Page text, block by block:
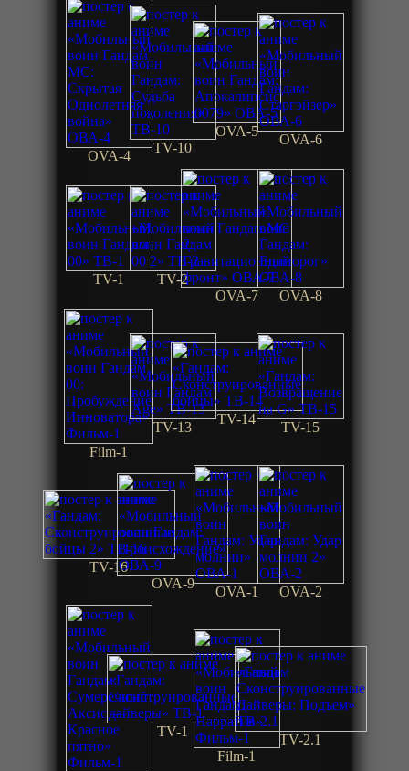
OVA-4
TV-10
OVA-5
OVA-6
TV-1
TV-2
OVA-7
OVA-8
Film-1
TV-13
TV-14
TV-15
TV-16
OVA-9
OVA-1 OVA-2
TV-1
Film-1
TV-2.1